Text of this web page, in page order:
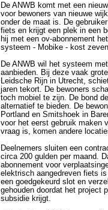
De ANWB komt met een
voor bewoners van nieuwe
onder de maat is. De
fiets en krijgt een plek in een
hij met een ov-abonnement
systeem - Mobike - kost
De ANWB wil het systeem
aanbieden. Bij deze vaak
Leidsche Rijn in Utrecht,
jaren tekort. De bewoners
toch mobiel te zijn. De bond
alternatief te bieden. De
Portland en Smitshoek in
voor het eerst gebruik maken
vraag is, komen andere
Deelnemers sluiten een
circa 200 gulden per maand.
abonnement voor
elektrisch aangedreven fiets
een goedgekeurd slot en
gehouden doordat het project
subsidie krijgt.